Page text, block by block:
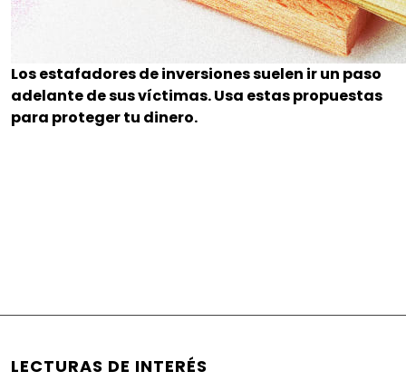
Los estafadores de inversiones suelen ir un paso
adelante de sus víctimas. Usa estas propuestas
para proteger tu dinero.
LECTURAS DE INTERÉS